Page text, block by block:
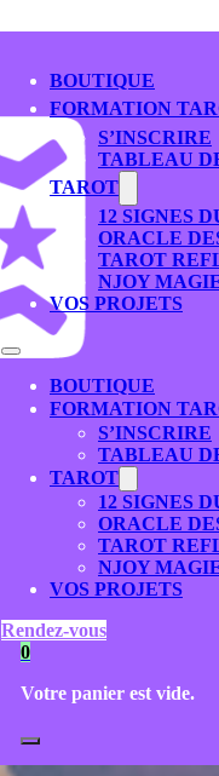
BOUTIQUE
FORMATION
S’INSCRIRE
TABLEAU
TAROT
12 SIGNES
ORACLE
TAROT
NJOY
VOS PROJETS
BOUTIQUE
FORMATION
S’INSCRIRE
TABLEAU
TAROT
12 SIGNES
ORACLE
TAROT
NJOY
VOS PROJETS
Rendez-vous
0
Votre panier est vide.